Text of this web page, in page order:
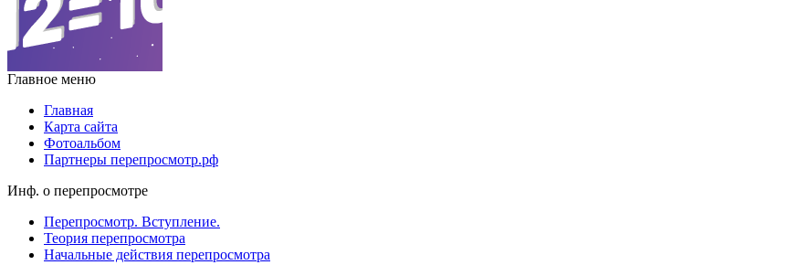
Главное меню
Главная
Карта сайта
Фотоальбом
Партнеры перепросмотр.рф
Инф. о перепросмотре
Перепросмотр. Вступление.
Теория перепросмотра
Начальные действия перепросмотра